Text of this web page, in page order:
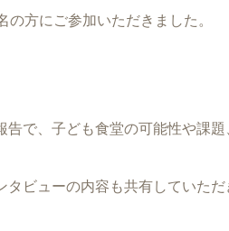
方にご参加いただきました。
告で、子ども食堂の可能性や課
タビューの内容も共有していた